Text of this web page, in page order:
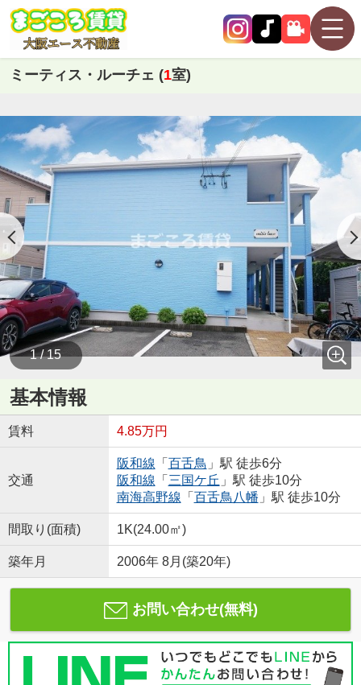
ミーティス・ルーチェ (1室)
1 / 15
基本情報
賃料 4.85万円
交通
阪和線 「 百舌鳥 」駅 徒歩6分
阪和線 「 三国ケ丘 」駅 徒歩10分
南海高野線 「 百舌鳥八幡 」駅 徒歩10分
間取り(面積) 1K(24.00㎡)
築年月 2006年 8月(築20年)
お問い合わせ(無料)